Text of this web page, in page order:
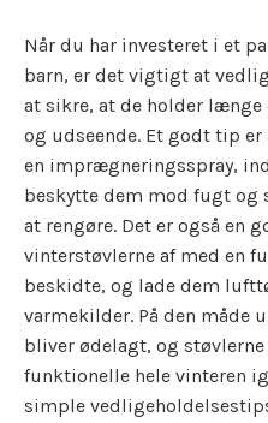
Når du har investeret i et
barn, er det vigtigt at
at sikre, at de holder længe
og udseende. Et godt tip
en imprægneringsspray,
beskytte dem mod fugt og
at rengøre. Det er også en
vinterstøvlerne af med en
beskidte, og lade dem
varmekilder. På den måde
bliver ødelagt, og
funktionelle hele vinteren
simple